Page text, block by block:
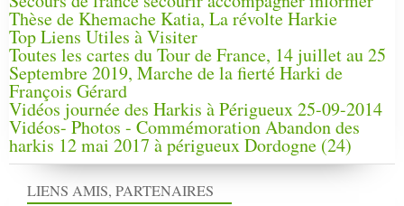
Thèse de Khemache Katia, La révolte Harkie
Top Liens Utiles à Visiter
Toutes les cartes du Tour de France, 14 juillet au 25
Septembre 2019, Marche de la fierté Harki de
François Gérard
Vidéos journée des Harkis à Périgueux 25-09-2014
Vidéos- Photos - Commémoration Abandon des
harkis 12 mai 2017 à périgueux Dordogne (24)
LIENS AMIS, PARTENAIRES